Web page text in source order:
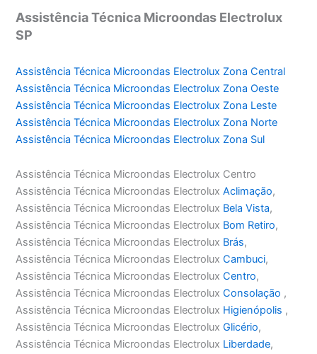
Assistência Técnica Microondas Electrolux
SP
Assistência Técnica Microondas Electrolux Zona Central
Assistência Técnica Microondas Electrolux Zona Oeste
Assistência Técnica Microondas Electrolux Zona Leste
Assistência Técnica Microondas Electrolux Zona Norte
Assistência Técnica Microondas Electrolux Zona Sul
Assistência Técnica Microondas Electrolux Centro
Assistência Técnica Microondas ElectroluxAclimação,
Assistência Técnica Microondas Electrolux Bela Vista,
Assistência Técnica Microondas Electrolux Bom Retiro,
Assistência Técnica Microondas Electrolux Brás,
Assistência Técnica Microondas ElectroluxCambuci,
Assistência Técnica Microondas ElectroluxCentro,
Assistência Técnica Microondas ElectroluxConsolação ,
Assistência Técnica Microondas Electrolux Higienópolis ,
Assistência Técnica Microondas ElectroluxGlicério,
Assistência Técnica Microondas Electrolux Liberdade,